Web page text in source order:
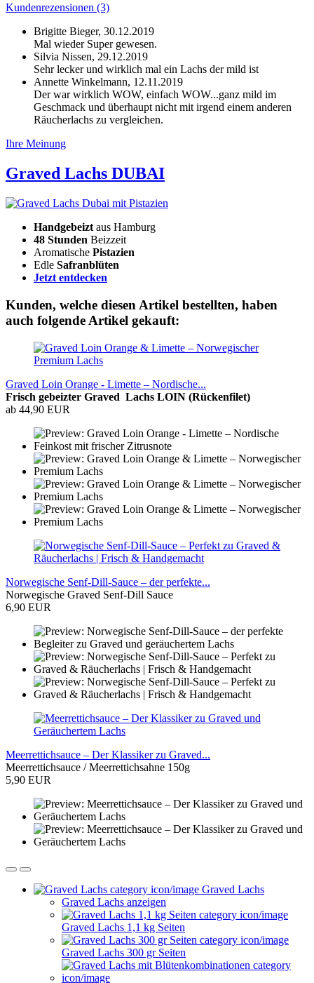
Kundenrezensionen (3)
Brigitte Bieger, 30.12.2019
Mal wieder Super gewesen.
Silvia Nissen, 29.12.2019
Sehr lecker und wirklich mal ein Lachs der mild ist
Annette Winkelmann, 12.11.2019
Der war wirklich WOW, einfach WOW...ganz mild im
Geschmack und überhaupt nicht mit irgend einem anderen
Räucherlachs zu vergleichen.
Ihre Meinung
Graved Lachs DUBAI
Handgebeizt aus Hamburg
48 Stunden Beizzeit
Aromatische Pistazien
Edle Safranblüten
Jetzt entdecken
Kunden, welche diesen Artikel bestellten, haben
auch folgende Artikel gekauft:
Graved Loin Orange - Limette – Nordische...
Frisch gebeizter Graved Lachs LOIN (Rückenfilet)
ab 44,90 EUR
Norwegische Senf-Dill-Sauce – der perfekte...
Norwegische Graved Senf-Dill Sauce
6,90 EUR
Meerrettichsauce – Der Klassiker zu Graved...
Meerrettichsauce / Meerrettichsahne 150g
5,90 EUR
Graved Lachs
Graved Lachs anzeigen
Graved Lachs 1,1 kg Seiten
Graved Lachs 300 gr Seiten